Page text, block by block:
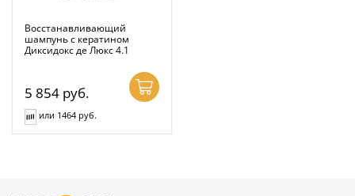
Восстанавливающий
шампунь с кератином
Диксидокс де Люкс 4.1
5 854 руб.
или 1464 руб.